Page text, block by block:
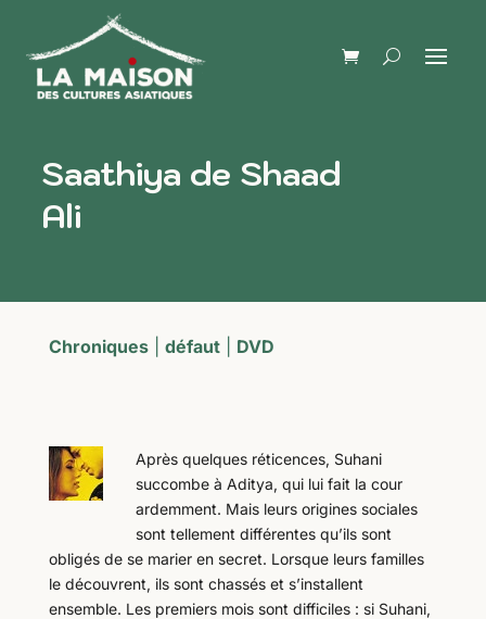
Saathiya de Shaad
Ali
Chroniques| défaut| DVD
Après quelques réticences, Suhani
succombe à Aditya, qui lui fait la cour
ardemment. Mais leurs origines sociales
sont tellement différentes qu’ils sont
obligés de se marier en secret. Lorsque leurs familles
le découvrent, ils sont chassés et s’installent
ensemble. Les premiers mois sont difficiles : si Suhani,